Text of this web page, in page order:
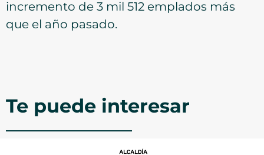
incremento de 3 mil 512 emplados más
que el año pasado.
Te puede interesar